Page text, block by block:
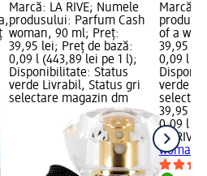
Marcă: LA RIVE; Numele
produsului: Parfum Cash
woman, 90 ml; Preț:
39,95 lei; Preț de bază:
0,09 l (443,89 lei pe 1 l);
Disponibilitate: Status
verde Livrabil, Status gri
selectare magazin dm
Marcă:
of a
39,95
0,09 l
verde
39,95 lei
0,09 l
LA RIVE
woman,